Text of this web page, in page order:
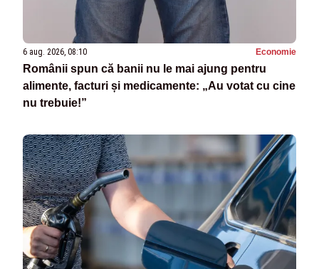
6 aug. 2026, 08:10 Economie
Românii spun că banii nu le mai ajung pentru
alimente, facturi și medicamente: „Au votat cu cine
nu trebuie!”